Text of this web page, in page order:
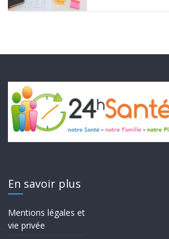
En savoir plus
Mentions légales et
vie privée